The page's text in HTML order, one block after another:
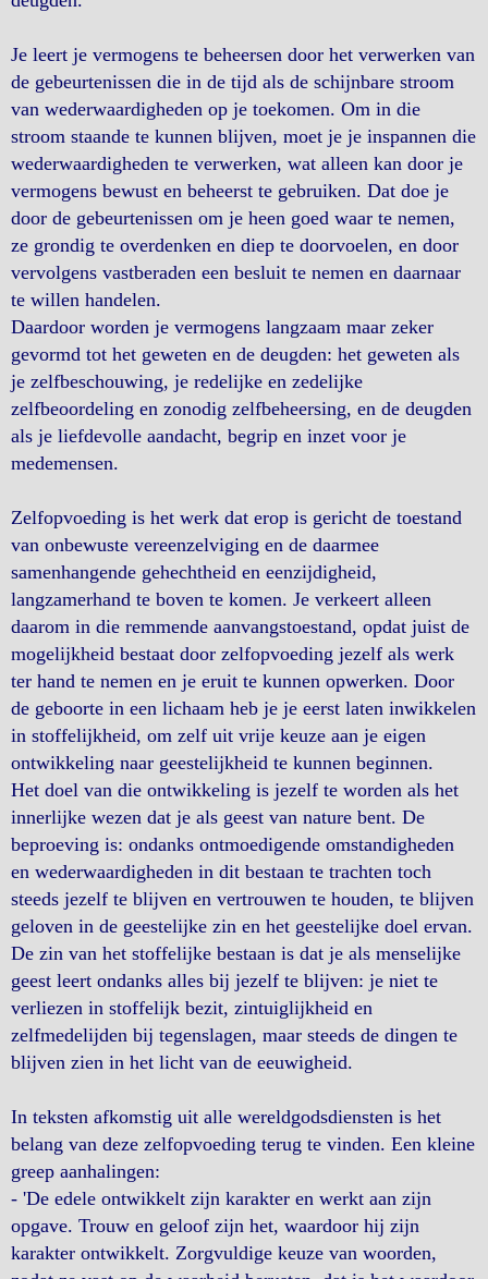
Je leert je vermogens te beheersen door het verwerken van
de gebeurtenissen die in de tijd als de schijnbare stroom
van wederwaardigheden op je toekomen. Om in die
stroom staande te kunnen blijven, moet je je inspannen die
wederwaardigheden te verwerken, wat alleen kan door je
vermogens bewust en beheerst te gebruiken. Dat doe je
door de gebeurtenissen om je heen goed waar te nemen,
ze grondig te overdenken en diep te doorvoelen, en door
vervolgens vastberaden een besluit te nemen en daarnaar
te willen handelen.
Daardoor worden je vermogens langzaam maar zeker
gevormd tot het geweten en de deugden: het geweten als
je zelfbeschouwing, je redelijke en zedelijke
zelfbeoordeling en zonodig zelfbeheersing, en de deugden
als je liefdevolle aandacht, begrip en inzet voor je
medemensen.
Zelfopvoeding is het werk dat erop is gericht de toestand
van onbewuste vereenzelviging en de daarmee
samenhangende gehechtheid en eenzijdigheid,
langzamerhand te boven te komen. Je verkeert alleen
daarom in die remmende aanvangstoestand, opdat juist de
mogelijkheid bestaat door zelfopvoeding jezelf als werk
ter hand te nemen en je eruit te kunnen opwerken. Door
de geboorte in een lichaam heb je je eerst laten inwikkelen
in stoffelijkheid, om zelf uit vrije keuze aan je eigen
ontwikkeling naar geestelijkheid te kunnen beginnen.
Het doel van die ontwikkeling is jezelf te worden als het
innerlijke wezen dat je als geest van nature bent. De
beproeving is: ondanks ontmoedigende omstandigheden
en wederwaardigheden in dit bestaan te trachten toch
steeds jezelf te blijven en vertrouwen te houden, te blijven
geloven in de geestelijke zin en het geestelijke doel ervan.
De zin van het stoffelijke bestaan is dat je als menselijke
geest leert ondanks alles bij jezelf te blijven: je niet te
verliezen in stoffelijk bezit, zintuiglijkheid en
zelfmedelijden bij tegenslagen, maar steeds de dingen te
blijven zien in het licht van de eeuwigheid.
In teksten afkomstig uit alle wereldgodsdiensten is het
belang van deze zelfopvoeding terug te vinden. Een kleine
greep aanhalingen:
- 'De edele ontwikkelt zijn karakter en werkt aan zijn
opgave. Trouw en geloof zijn het, waardoor hij zijn
karakter ontwikkelt. Zorgvuldige keuze van woorden,